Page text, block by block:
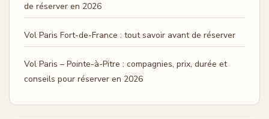
de réserver en 2026
Vol Paris Fort-de-France : tout savoir avant de réserver
Vol Paris – Pointe-à-Pitre : compagnies, prix, durée et
conseils pour réserver en 2026